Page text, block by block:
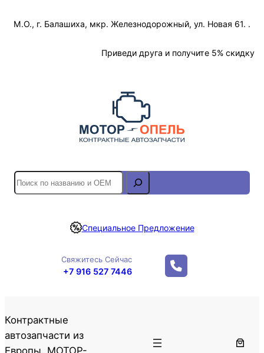
М.О., г. Балашиха, мкр. Железнодорожный, ул. Новая 61. .
Приведи друга и получите 5% скидку
S
e
r
Специальное Предложение
Свяжитесь Сейчас
+7 916 527 7446
Контрактные
автозапчасти из
Европы. МОТОР-